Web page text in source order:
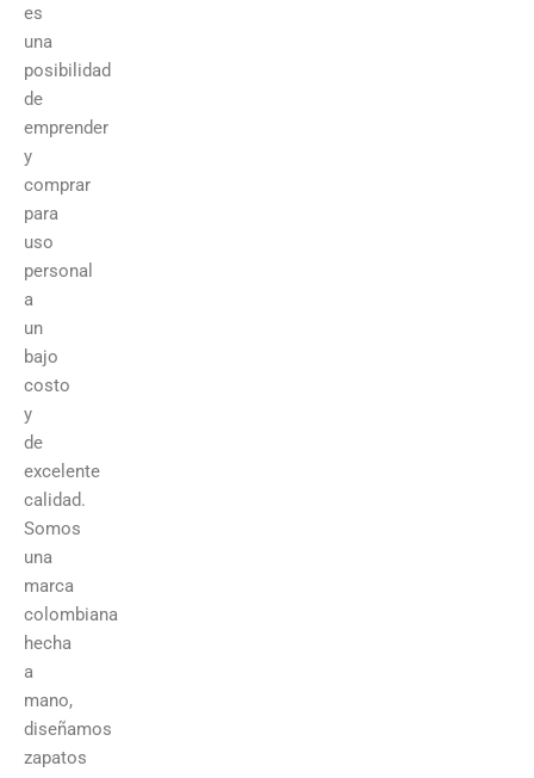
es
una
posibilidad
de
emprender
y
comprar
para
uso
personal
a
un
bajo
costo
y
de
excelente
calidad.
Somos
una
marca
colombiana
hecha
a
mano,
diseñamos
zapatos